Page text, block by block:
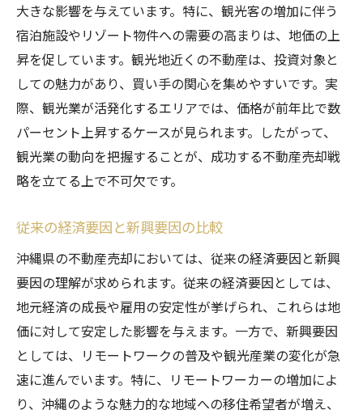
大きな影響を与えています。特に、観光客の増加に伴う
宿泊施設やリゾート物件への需要の高まりは、地価の上
昇を促しています。観光地近くの不動産は、投資対象と
しての魅力があり、買い手の関心を集めやすいです。実
際、観光業が活発化するエリアでは、価格が前年比で数
パーセント上昇するケースが見られます。したがって、
観光業の動向を把握することが、成功する不動産売却戦
略を立てる上で不可欠です。
従来の経済要因と新興要因の比較
沖縄県の不動産売却においては、従来の経済要因と新興
要因の理解が求められます。従来の経済要因としては、
地元経済の成長や雇用の安定性が挙げられ、これらは地
価に対して安定した影響を与えます。一方で、新興要因
としては、リモートワークの普及や観光産業の変化が急
速に進んでいます。特に、リモートワーカーの増加によ
り、沖縄のような魅力的な地域への移住希望者が増え、